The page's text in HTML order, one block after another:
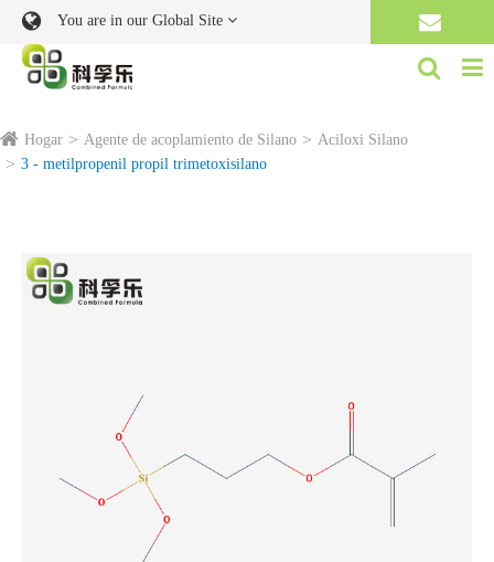
You are in our Global Site
Hogar Agente de acoplamiento de Silano
Aciloxi Silano
3 - metilpropenil propil trimetoxisilano